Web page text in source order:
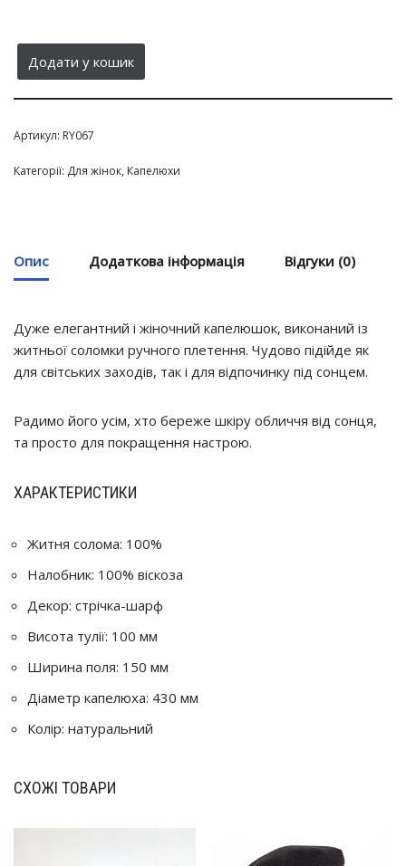
Додати у кошик
Артикул: RY067
Категорії: Для жінок, Капелюхи
Опис Додаткова інформація Відгуки (0)
Дуже елегантний і жіночний капелюшок, виконаний із
житньої соломки ручного плетення. Чудово підійде як
для світських заходів, так і для відпочинку під сонцем.
Радимо його усім, хто береже шкіру обличчя від сонця,
та просто для покращення настрою.
ХАРАКТЕРИСТИКИ
Житня солома: 100%
Налобник: 100% віскоза
Декор: стрічка-шарф
Висота тулії: 100 мм
Ширина поля: 150 мм
Діаметр капелюха: 430 мм
Колір: натуральний
СХОЖІ ТОВАРИ